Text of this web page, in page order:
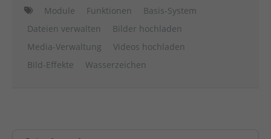
Module Funktionen
Basis-System
Dateien verwalten
Bilder hochladen
Media-Verwaltung
Videos hochladen
Bild-Effekte
Wasserzeichen